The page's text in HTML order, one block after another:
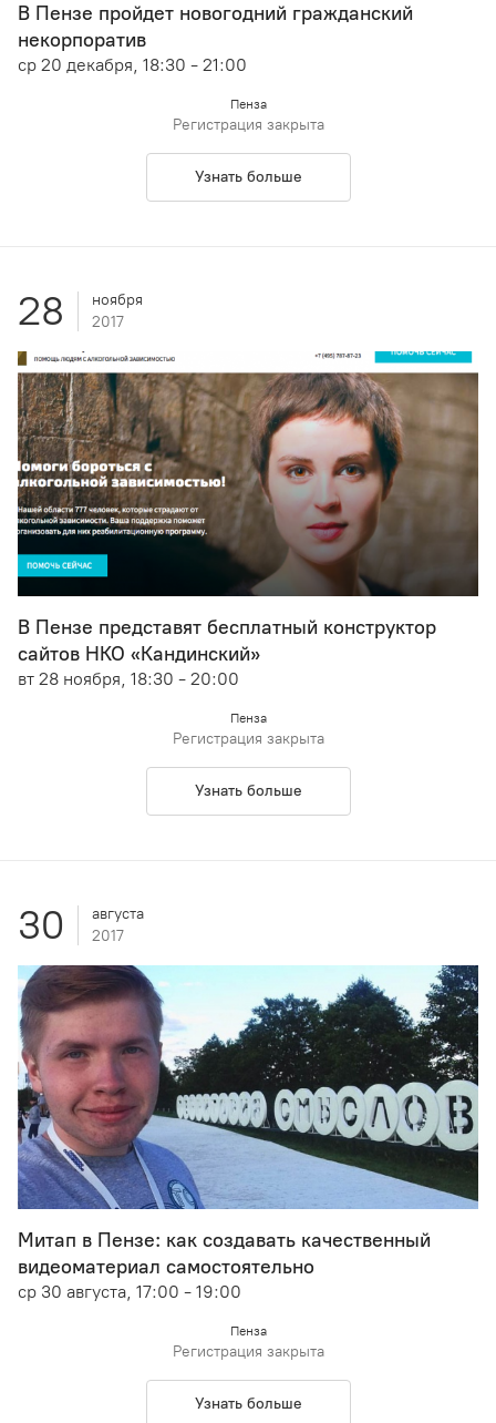
В Пензе пройдет новогодний гражданский
некорпоратив
ср 20 декабря, 18:30 - 21:00
Пенза
Регистрация закрыта
Узнать больше
28
ноября
2017
В Пензе представят бесплатный конструктор
сайтов НКО «Кандинский»
вт 28 ноября, 18:30 - 20:00
Пенза
Регистрация закрыта
Узнать больше
30
августа
2017
Митап в Пензе: как создавать качественный
видеоматериал самостоятельно
ср 30 августа, 17:00 - 19:00
Пенза
Регистрация закрыта
Узнать больше